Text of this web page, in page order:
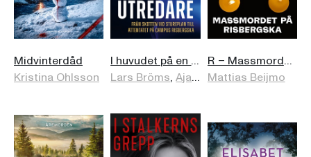
Midvinterdåd
Kristina Ohlsson
I huvudet på en mordutredare
Lars Bröms,Aja Lind
R – Massmordet på Risbergska
Mattias Beijmo